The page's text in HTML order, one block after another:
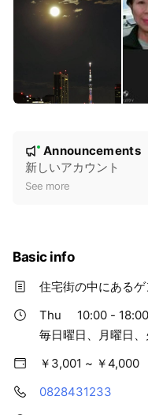
e
New
Announcements
新しいアカウント
See more
Basic info
住宅街の中にあるゲ
Thu
10:00 - 18:00
毎日曜日、月曜日
￥3,001 ~ ￥4,000
0828431233